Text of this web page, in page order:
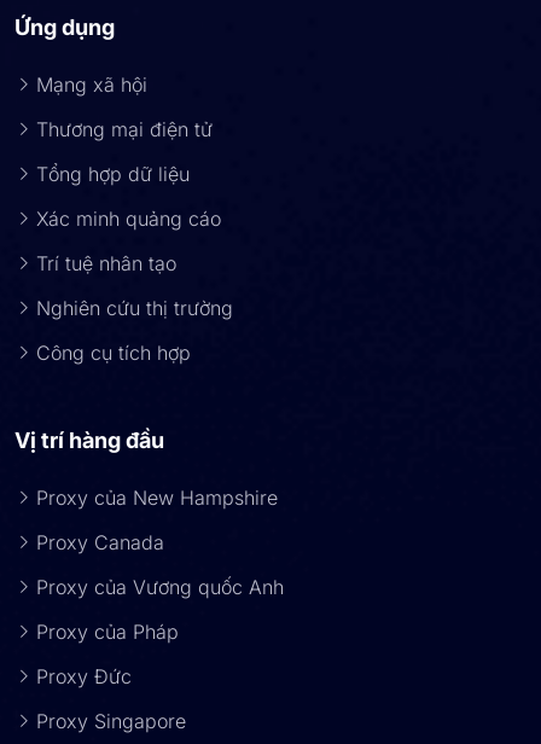
Ứng dụng
Mạng xã hội
Thương mại điện tử
Tổng hợp dữ liệu
Xác minh quảng cáo
Trí tuệ nhân tạo
Nghiên cứu thị trường
Công cụ tích hợp
Vị trí hàng đầu
Proxy của New Hampshire
Proxy Canada
Proxy của Vương quốc Anh
Proxy của Pháp
Proxy Đức
Proxy Singapore